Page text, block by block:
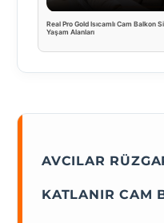
Real Pro Gold Isıcamlı Cam Balkon
Yaşam Alanları
AVCILAR
KATLANIR CAM